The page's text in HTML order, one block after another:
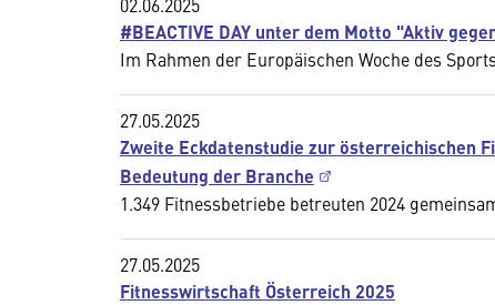
#BEACTIVE DAY unter dem Motto "Aktiv
Im Rahmen der Europäischen Woche des
27.05.2025
Zweite Eckdatenstudie zur österreichischen
Bedeutung der Branche
1.349 Fitnessbetriebe betreuten 2024
27.05.2025
Fitnesswirtschaft Österreich 2025